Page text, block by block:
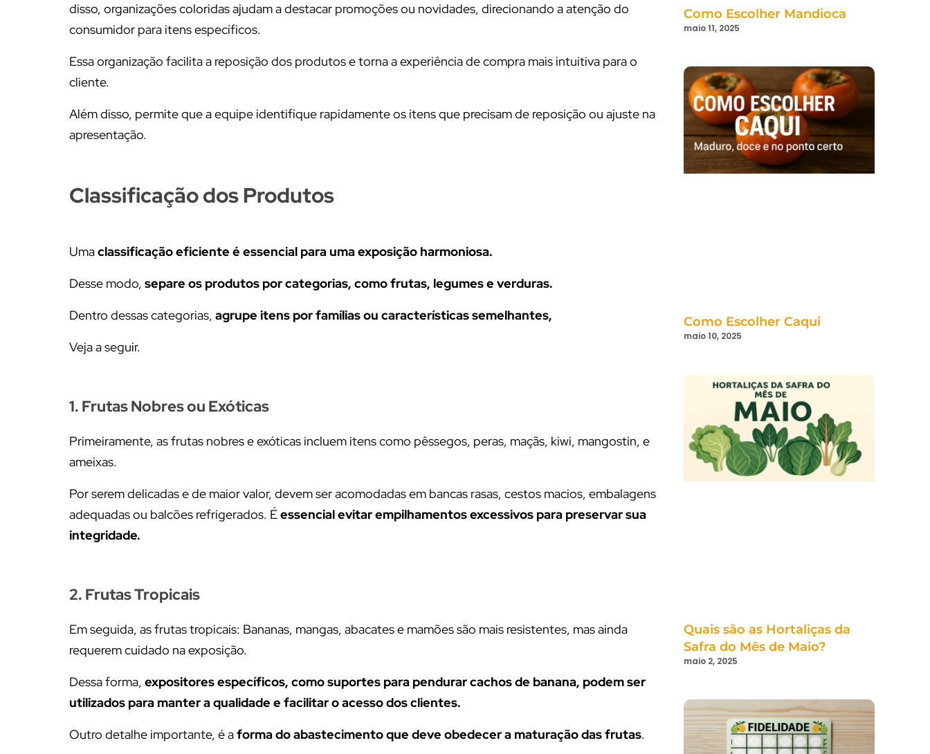
disso, organizações coloridas ajudam a destacar promoções ou novidades, direcionando a atenção do
consumidor para itens específicos.
Essa organização facilita a reposição dos produtos e torna a experiência de compra mais intuitiva para o
cliente.
Além disso, permite que a equipe identifique rapidamente os itens que precisam de reposição ou ajuste na
apresentação.
Classificação dos Produtos
Umaclassificação eficiente é essencial para uma exposição harmoniosa.
Desse modo, separe os produtos por categorias, como frutas, legumes e verduras.
Dentro dessas categorias, agrupe itens por famílias ou características semelhantes,
Veja a seguir.
1. Frutas Nobres ou Exóticas
Primeiramente, as frutas nobres e exóticas incluem itens como pêssegos, peras, maçãs, kiwi, mangostin, e
ameixas.
Por serem delicadas e de maior valor, devem ser acomodadas em bancas rasas, cestos macios, embalagens
adequadas ou balcões refrigerados. Éessencial evitar empilhamentos excessivos para preservar sua
integridade.
2. Frutas Tropicais
Em seguida, as frutas tropicais: Bananas, mangas, abacates e mamões são mais resistentes, mas ainda
requerem cuidado na exposição.
Dessa forma, expositores específicos, como suportes para pendurar cachos de banana, podem ser
utilizados para manter a qualidade e facilitar o acesso dos clientes.
Outro detalhe importante, é aforma do abastecimento que deve obedecer a maturação das frutas.
Como Escolher Mandioca
maio 11, 2025
Como Escolher Caqui
maio 10, 2025
Quais são as Hortaliças da
Safra do Mês de Maio?
maio 2, 2025